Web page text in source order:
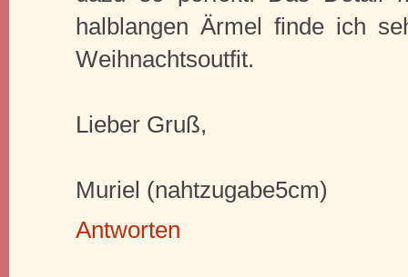
halblangen Ärmel finde ich
Weihnachtsoutfit.
Lieber Gruß,
Muriel (nahtzugabe5cm)
Antworten